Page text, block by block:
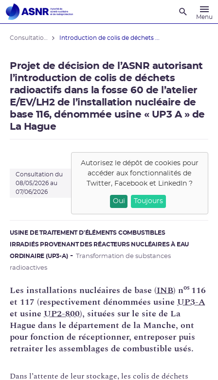
Menu
Introduction de colis de déchets ...
Projet de décision de l’ASNR autorisant
l’introduction de colis de déchets
radioactifs dans la fosse 60 de l’atelier
E/EV/LH2 de l’installation nucléaire de
base 116, dénommée usine « UP3 A » de
La Hague
Consultation du
08/05/2026 au
07/06/2026
Autorisez le dépôt de cookies pour
accéder aux fonctionnalités de
Twitter, Facebook et LinkedIn?
Oui Toujours
USINE DE TRAITEMENT D'ÉLÉMENTS COMBUSTIBLES
IRRADIÉS PROVENANT DES RÉACTEURS NUCLÉAIRES À EAU
ORDINAIRE (UP3-A)
Transformation de substances
radioactives
Les installations nucléaires de base (INB) nos 116
et 117 (respectivement dénommées usine UP3-A
et usine UP2-800), situées sur le site de La
Hague dans le département de la Manche, ont
pour fonction de réceptionner, entreposer puis
retraiter les assemblages de combustible usés.
Dans l’attente de leur stockage, les colis de déchets